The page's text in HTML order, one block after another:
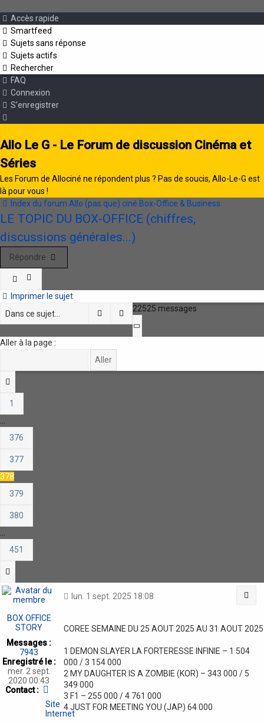
Accès rapide
Smartfeed
Sujets sans réponse
Sujets actifs
Rechercher
FAQ
Connexion
S’enregistrer
Allo Le G - Le Forum de discussion Cinéma et
Séries
Les Forum de Allociné ne répondent plus ? Pas de soucis, Allo-Le-G est
là pour vous !
Index du forum Allo (pas que) ciné Box-Office & Business
LE TOPIC DU BOX-OFFICE (chiffres,
discussions générales...)
Répondre
Imprimer le sujet
RechercherRecherche avancée
22525 messages
Page
Aller à la page :
1
376
377
378
379
380
451
BOX OFFICE
STORY
Messages :
7943
Enregistré le :
mer. 2 sept.
2020 00:43
Contact :
Contacter
BOX
OFFICE
STORY
Site
Internet
lun. 1 sept. 2025 18:08
COREE SEMAINE DU 25 AOUT 2025 AU 31 AOUT 2025
1 DEMON SLAYER LA FORTERESSE INFINIE – 1 504
000 / 3 154 000
2 MY DAUGHTER IS A ZOMBIE (KOR) – 343 000 / 5
349 000
3 F1 – 255 000 / 4 761 000
4 JUST FOR MEETING YOU (JAP) 64 000